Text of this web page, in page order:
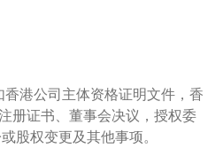
香港公司主体资格证明文件，香
册证书、董事会决议，授权委
股权变更及其他事项。